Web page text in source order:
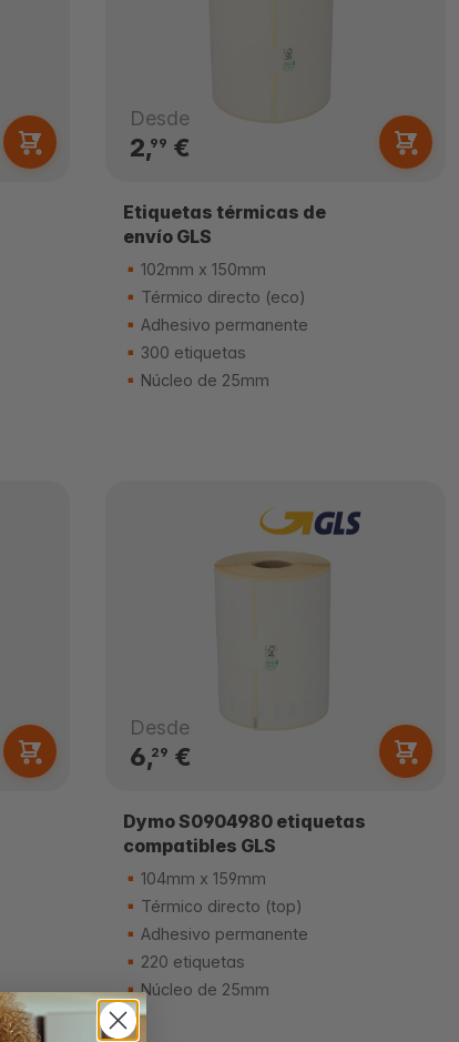
Desde
2,99 €
Etiquetas térmicas de
envío GLS
102mm x 150mm
Térmico directo (eco)
Adhesivo permanente
300 etiquetas
Núcleo de 25mm
Desde
6,29 €
Dymo S0904980 etiquetas
compatibles GLS
104mm x 159mm
Térmico directo (top)
Adhesivo permanente
220 etiquetas
Núcleo de 25mm